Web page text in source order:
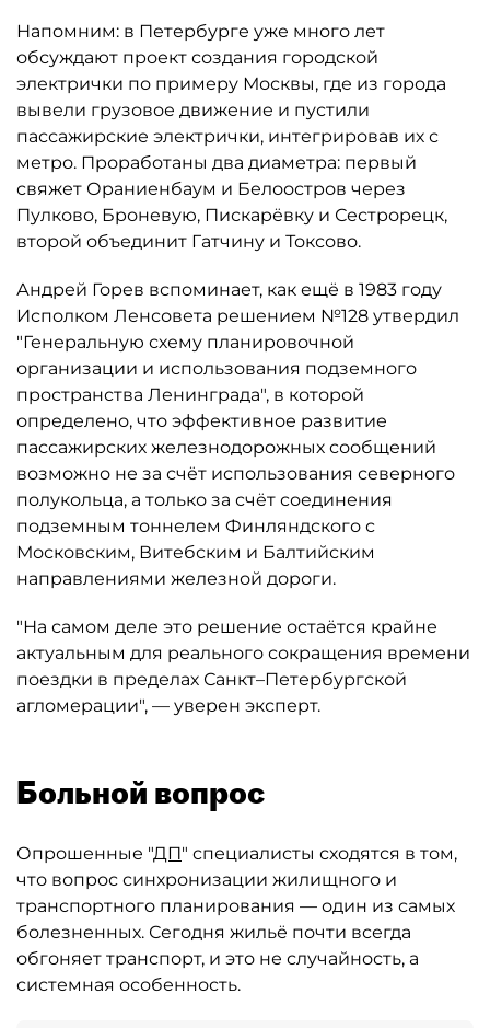
Напомним: в Петербурге уже много лет
обсуждают проект создания городской
электрички по примеру Москвы, где из города
вывели грузовое движение и пустили
пассажирские электрички, интегрировав их с
метро. Проработаны два диаметра: первый
свяжет Ораниенбаум и Белоостров через
Пулково, Броневую, Пискарёвку и Сестрорецк,
второй объединит Гатчину и Токсово.
Андрей Горев вспоминает, как ещё в 1983 году
Исполком Ленсовета решением №128 утвердил
"Генеральную схему планировочной
организации и использования подземного
пространства Ленинграда", в которой
определено, что эффективное развитие
пассажирских железнодорожных сообщений
возможно не за счёт использования северного
полукольца, а только за счёт соединения
подземным тоннелем Финляндского с
Московским, Витебским и Балтийским
направлениями железной дороги.
"На самом деле это решение остаётся крайне
актуальным для реального сокращения времени
поездки в пределах Санкт–Петербургской
агломерации", — уверен эксперт.
Больной вопрос
Опрошенные "ДП" специалисты сходятся в том,
что вопрос синхронизации жилищного и
транспортного планирования — один из самых
болезненных. Сегодня жильё почти всегда
обгоняет транспорт, и это не случайность, а
системная особенность.